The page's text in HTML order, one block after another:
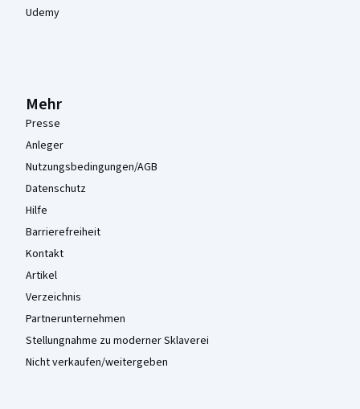
Udemy
Mehr
Presse
Anleger
Nutzungsbedingungen/AGB
Datenschutz
Hilfe
Barrierefreiheit
Kontakt
Artikel
Verzeichnis
Partnerunternehmen
Stellungnahme zu moderner Sklaverei
Nicht verkaufen/weitergeben